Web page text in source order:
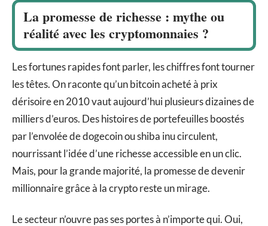
La promesse de richesse : mythe ou
réalité avec les cryptomonnaies ?
Les fortunes rapides font parler, les chiffres font tourner
les têtes. On raconte qu’un bitcoin acheté à prix
dérisoire en 2010 vaut aujourd’hui plusieurs dizaines de
milliers d’euros. Des histoires de portefeuilles boostés
par l’envolée de dogecoin ou shiba inu circulent,
nourrissant l’idée d’une richesse accessible en un clic.
Mais, pour la grande majorité, la promesse de devenir
millionnaire grâce à la crypto reste un mirage.
Le secteur n’ouvre pas ses portes à n’importe qui. Oui,